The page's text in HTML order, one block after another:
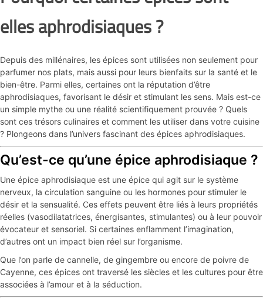
elles aphrodisiaques ?
Depuis des millénaires, les épices sont utilisées non seulement pour
parfumer nos plats, mais aussi pour leurs bienfaits sur la santé et le
bien-être. Parmi elles, certaines ont la réputation d’être
aphrodisiaques, favorisant le désir et stimulant les sens. Mais est-ce
un simple mythe ou une réalité scientifiquement prouvée ? Quels
sont ces trésors culinaires et comment les utiliser dans votre cuisine
? Plongeons dans l’univers fascinant des épices aphrodisiaques.
Qu’est-ce qu’une épice aphrodisiaque ?
Une épice aphrodisiaque est une épice qui agit sur le système
nerveux, la circulation sanguine ou les hormones pour stimuler le
désir et la sensualité. Ces effets peuvent être liés à leurs propriétés
réelles (vasodilatatrices, énergisantes, stimulantes) ou à leur pouvoir
évocateur et sensoriel. Si certaines enflamment l’imagination,
d’autres ont un impact bien réel sur l’organisme.
Que l’on parle de cannelle, de gingembre ou encore de poivre de
Cayenne, ces épices ont traversé les siècles et les cultures pour être
associées à l’amour et à la séduction.
Épicerie Fine
Les granolas
Aides culinaires
Epices bébé et enfant
Cuisine Méditerranéenne